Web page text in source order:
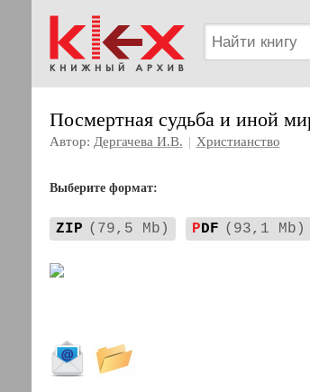
Посмертная судьба и иной
Автор: Дергачева И.В. | Христианство
Выберите формат:
ZIP (79,5 Mb) PDF (93,1 Mb)